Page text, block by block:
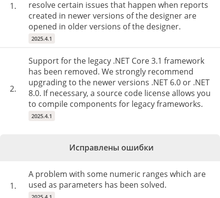
1.
resolve certain issues that happen when reports
created in newer versions of the designer are
opened in older versions of the designer.
2025.4.1
2.
Support for the legacy .NET Core 3.1 framework
has been removed. We strongly recommend
upgrading to the newer versions .NET 6.0 or .NET
8.0. If necessary, a source code license allows you
to compile components for legacy frameworks.
2025.4.1
Исправлены ошибки
1.
A problem with some numeric ranges which are
used as parameters has been solved.